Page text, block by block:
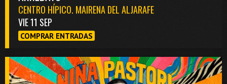
CENTRO HÍPICO. MAIRENA DEL ALJARAFE
VIE 11 SEP
COMPRAR ENTRADAS